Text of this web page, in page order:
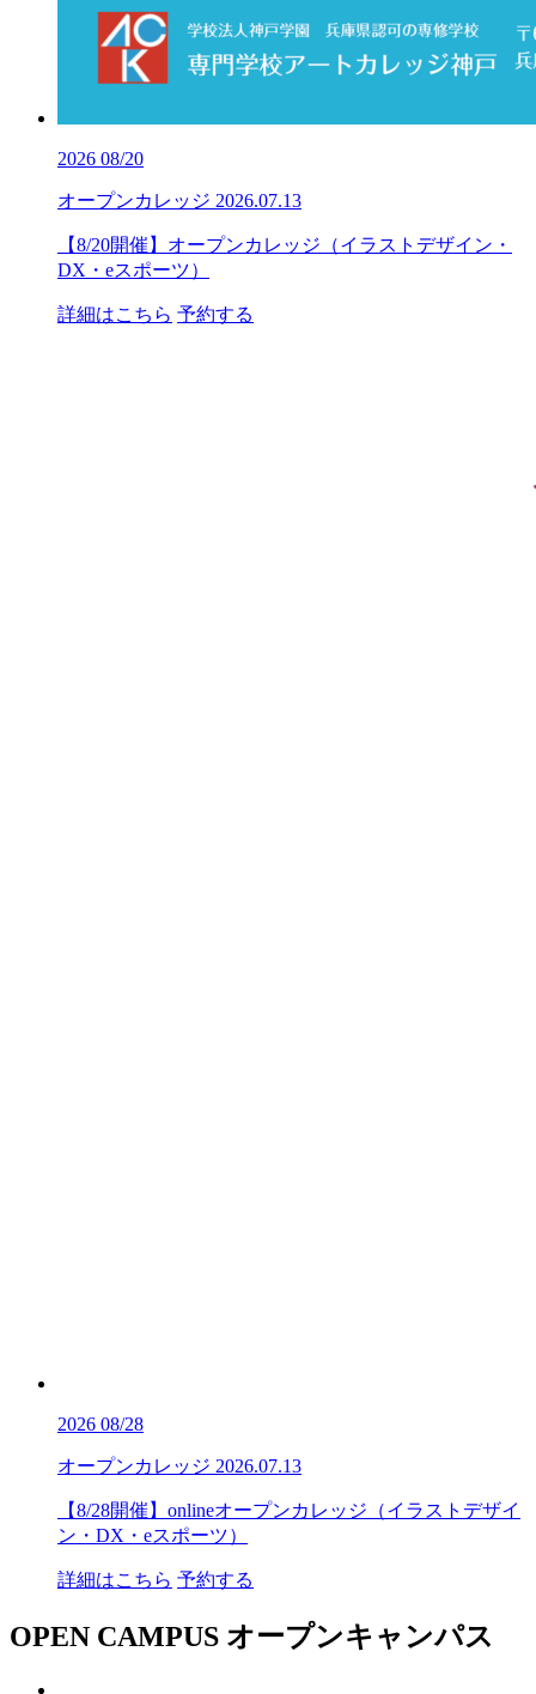
2026 08/20
オープンカレッジ 2026.07.13
【8/20開催】オープンカレッジ（イラストデザイン・
DX・eスポーツ）
詳細はこちら 予約する
2026 08/28
オープンカレッジ 2026.07.13
【8/28開催】onlineオープンカレッジ（イラストデザイ
ン・DX・eスポーツ）
詳細はこちら 予約する
OPEN CAMPUS オープンキャンパス